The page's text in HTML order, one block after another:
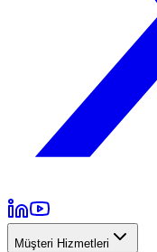
Müşteri Hizmetleri